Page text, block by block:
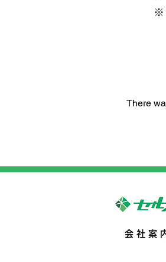
※
There
会 社 案